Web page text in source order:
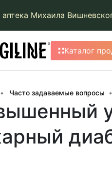
аптека Михаила
Каталог
Часто задаваемые вопросы